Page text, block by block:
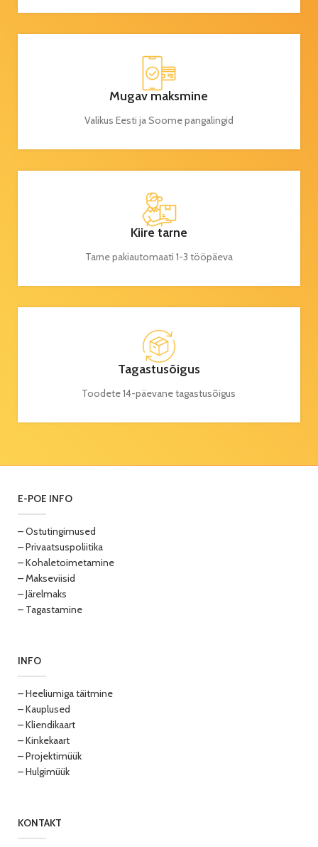
Mugav maksmine
Valikus Eesti ja Soome pangalingid
Kiire tarne
Tarne pakiautomaati 1-3 tööpäeva
Tagastusõigus
Toodete 14-päevane tagastusõigus
E-POE INFO
– Ostutingimused
– Privaatsuspoliitika
– Kohaletoimetamine
– Makseviisid
– Järelmaks
– Tagastamine
INFO
– Heeliumiga täitmine
– Kauplused
– Kliendikaart
– Kinkekaart
– Projektimüük
– Hulgimüük
KONTAKT